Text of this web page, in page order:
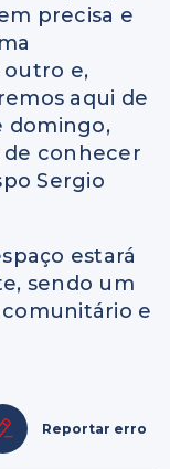
precisa e
outro e,
aqui de
domingo,
conhecer
Sergio
estará
sendo um
e
Reportar erro